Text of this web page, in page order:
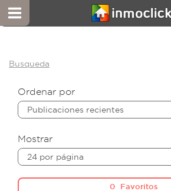
Busqueda
Ordenar por
Publicaciones recientes
Mostrar
24 por página
0 Favoritos